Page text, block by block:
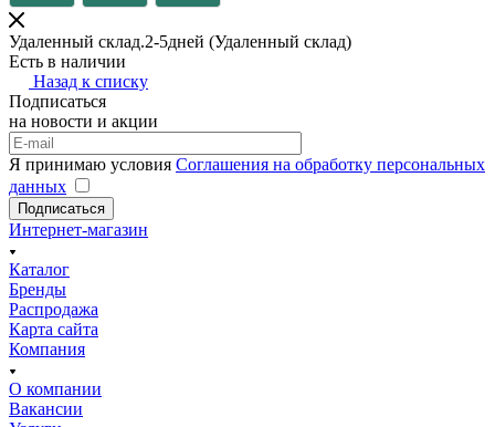
Удаленный склад.2-5дней (Удаленный склад)
Есть в наличии
Назад к списку
Подписаться
на новости и акции
Я принимаю условия Соглашения на обработку персональных
данных
Подписаться
Интернет-магазин
Каталог
Бренды
Распродажа
Карта сайта
Компания
О компании
Вакансии